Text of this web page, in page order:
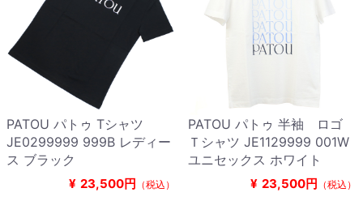
PATOU パトゥ Tシャツ
JE0299999 999B レディー
ス ブラック
¥ 23,500円 （税込）
PATOU パトゥ 半袖 ロゴ
Ｔシャツ JE1129999 001W
ユニセックス ホワイト
¥ 23,500円 （税込）